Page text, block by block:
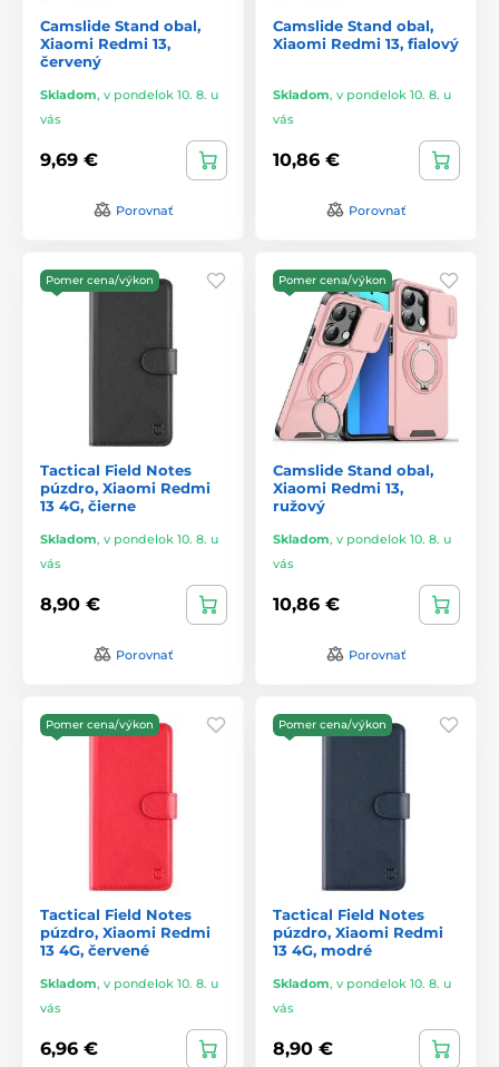
Camslide Stand obal,
Xiaomi Redmi 13,
červený
Skladom, v pondelok 10. 8. u
vás
9,69 €
Porovnať
Camslide Stand obal,
Xiaomi Redmi 13, fialový
Skladom, v pondelok 10. 8. u
vás
10,86 €
Porovnať
Pomer cena/výkon
Tactical Field Notes
púzdro, Xiaomi Redmi
13 4G, čierne
Skladom, v pondelok 10. 8. u
vás
8,90 €
Porovnať
Pomer cena/výkon
Camslide Stand obal,
Xiaomi Redmi 13,
ružový
Skladom, v pondelok 10. 8. u
vás
10,86 €
Porovnať
Pomer cena/výkon
Tactical Field Notes
púzdro, Xiaomi Redmi
13 4G, červené
Skladom, v pondelok 10. 8. u
vás
6,96 €
Pomer cena/výkon
Tactical Field Notes
púzdro, Xiaomi Redmi
13 4G, modré
Skladom, v pondelok 10. 8. u
vás
8,90 €